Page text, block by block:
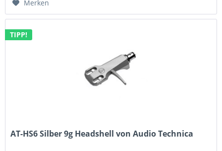
Merken
TIPP!
AT-HS6 Silber 9g Headshell von Audio Technica